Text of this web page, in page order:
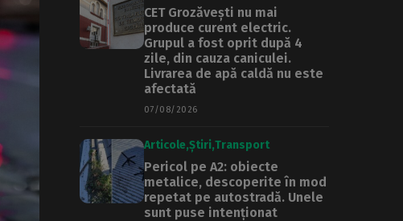
CET Grozăvești nu mai
produce curent electric.
Grupul a fost oprit după 4
zile, din cauza caniculei.
Livrarea de apă caldă nu este
afectată
07/08/2026
Articole Știri Transport
Pericol pe A2: obiecte
metalice, descoperite în mod
repetat pe autostradă. Unele
sunt puse intenționat